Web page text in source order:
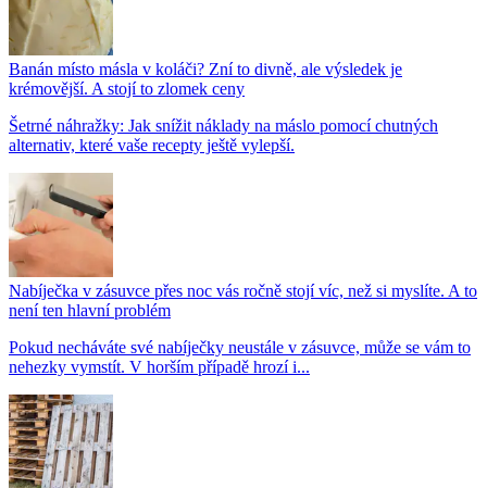
Banán místo másla v koláči? Zní to divně, ale výsledek je
krémovější. A stojí to zlomek ceny
Šetrné náhražky: Jak snížit náklady na máslo pomocí chutných
alternativ, které vaše recepty ještě vylepší.
Nabíječka v zásuvce přes noc vás ročně stojí víc, než si myslíte. A to
není ten hlavní problém
Pokud necháváte své nabíječky neustále v zásuvce, může se vám to
nehezky vymstít. V horším případě hrozí i...